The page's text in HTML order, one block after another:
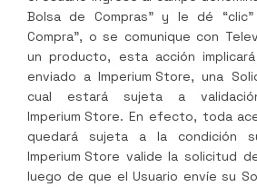
Bolsa de Compras” y le dé
Compra”, o se comunique con
un producto, esta acción
enviado aImperium Store, una
cual estará sujeta a
Imperium Store. En efecto, toda
quedará sujeta a la condición
Imperium Store valide la solicitud
luego de que el Usuario envíe su